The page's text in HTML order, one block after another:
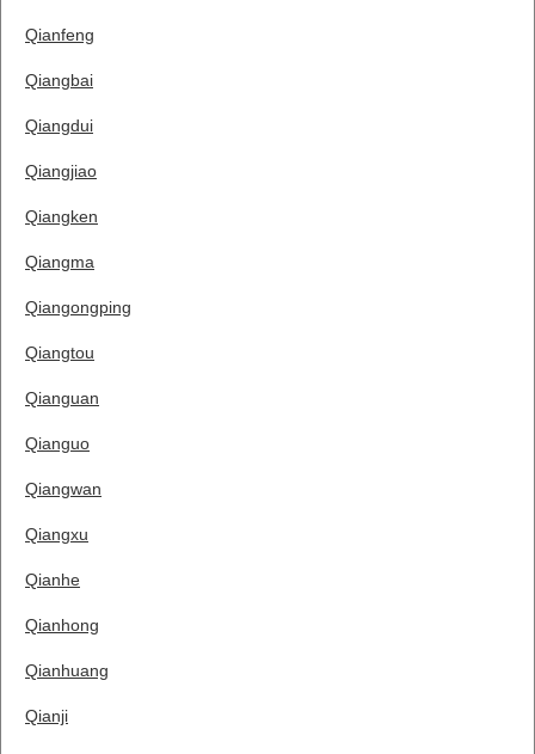
Qianfeng
Qiangbai
Qiangdui
Qiangjiao
Qiangken
Qiangma
Qiangongping
Qiangtou
Qianguan
Qianguo
Qiangwan
Qiangxu
Qianhe
Qianhong
Qianhuang
Qianji